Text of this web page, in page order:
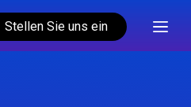
Stellen Sie uns ein